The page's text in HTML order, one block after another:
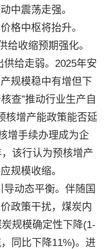
中震荡走强。
中枢将抬升。
收缩预期强化。
给走弱。2025年安
规模稳中有增但下
查”推动行业生产自
核增产能政策能否延
增手续办理成为企
该行认为预核增产
规模收缩。
动态平衡。伴随国
政策干扰，煤炭内
规模确定性下降(1-
同比下降11%)。进